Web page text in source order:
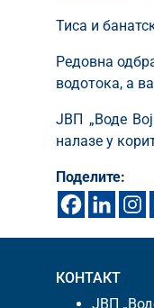
Тиса и
Редовна
водотока, а
ЈВП „Воде
налазе у
Поделите:
КОНТАКТ
ЈВП